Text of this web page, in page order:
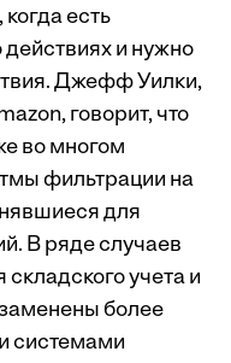
есть
действиях и нужно
Джефф Уилки,
говорит, что
во многом
фильтрации на
для
В ряде случаев
учета и
более
системами